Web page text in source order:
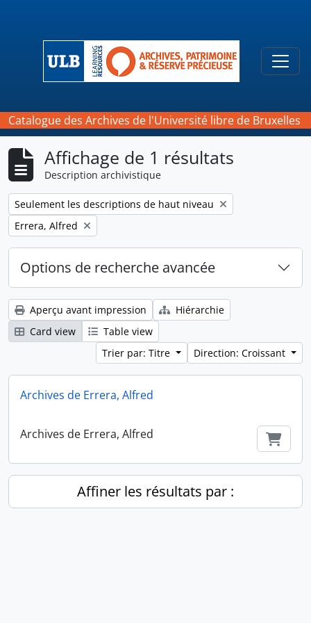
Catalogue des Archives de l'Université libre de Bruxelles
Affichage de 1 résultats
Description archivistique
Remove filter:
Seulement les descriptions de haut niveau
Remove filter:
Errera, Alfred
Options de recherche avancée
Aperçu avant impression
Hiérarchie
Card view
Table view
Trier par: Titre
Direction: Croissant
Archives de Errera, Alfred
Archives de Errera, Alfred
Affiner les résultats par :